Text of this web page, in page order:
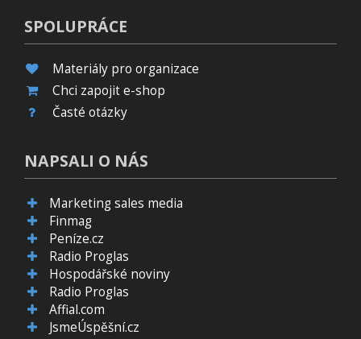
SPOLUPRÁCE
Materiály pro organizace
Chci zapojit e-shop
Časté otázky
NAPSALI O NÁS
Marketing sales media
Finmag
Peníze.cz
Radio Proglas
Hospodářské noviny
Radio Proglas
Affial.com
JsmeÚspěšní.cz